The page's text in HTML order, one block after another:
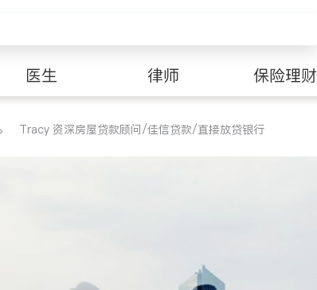
医生 律师 保险理财
Tracy 资深房屋贷款顾问/佳信贷款/直接放贷银行